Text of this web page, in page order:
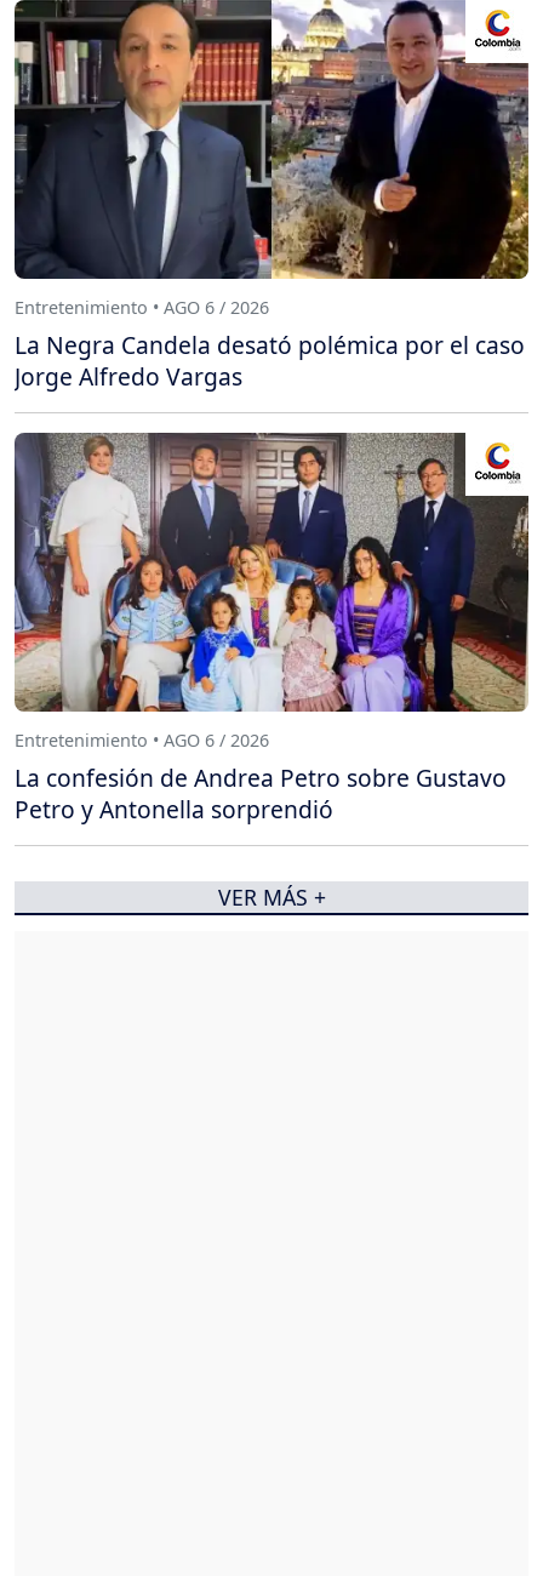
Entretenimiento • AGO 6 / 2026
La Negra Candela desató polémica por el caso
Jorge Alfredo Vargas
Entretenimiento • AGO 6 / 2026
La confesión de Andrea Petro sobre Gustavo
Petro y Antonella sorprendió
VER MÁS +